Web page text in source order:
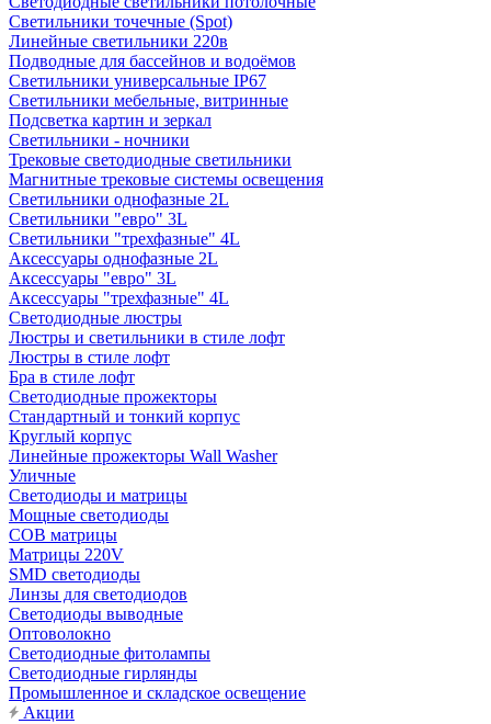
Светильники точечные (Spot)
Линейные светильники 220в
Подводные для бассейнов и водоёмов
Светильники универсальные IP67
Светильники мебельные, витринные
Подсветка картин и зеркал
Светильники - ночники
Трековые светодиодные светильники
Магнитные трековые системы освещения
Светильники однофазные 2L
Светильники "евро" 3L
Светильники "трехфазные" 4L
Аксессуары однофазные 2L
Аксессуары "евро" 3L
Аксессуары "трехфазные" 4L
Светодиодные люстры
Люстры и светильники в стиле лофт
Люстры в стиле лофт
Бра в стиле лофт
Светодиодные прожекторы
Стандартный и тонкий корпус
Круглый корпус
Линейные прожекторы Wall Washer
Уличные
Светодиоды и матрицы
Мощные светодиоды
COB матрицы
Матрицы 220V
SMD светодиоды
Линзы для светодиодов
Светодиоды выводные
Оптоволокно
Светодиодные фитолампы
Светодиодные гирлянды
Промышленное и складское освещение
Акции